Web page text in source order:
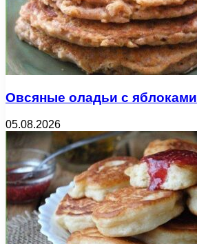
Овсяные оладьи с яблоками
05.08.2026